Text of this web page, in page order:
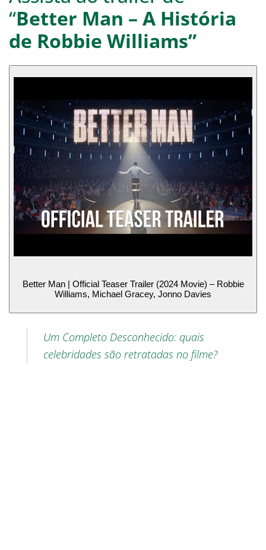
“Better Man – A História
de Robbie Williams”
Better Man | Official Teaser Trailer (2024 Movie) – Robbie
Williams, Michael Gracey, Jonno Davies
Um Completo Desconhecido: quais
celebridades são retratadas no filme?